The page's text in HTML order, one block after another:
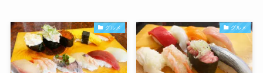
グルメ グルメ